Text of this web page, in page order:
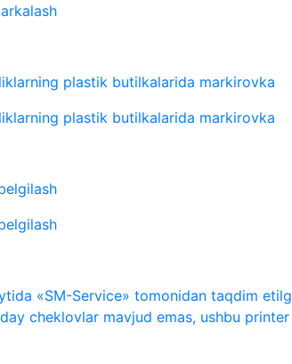
plastik butilkalarida markirovka
plastik butilkalarida markirovka
«SM-Service» tomonidan taqdim
cheklovlar mavjud emas, ushbu